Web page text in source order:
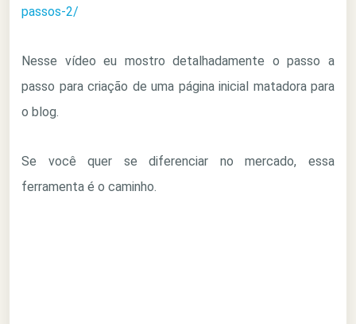
passos-2/
Nesse vídeo eu mostro detalhadamente o passo a
passo para criação de uma página inicial matadora para
o blog.
Se você quer se diferenciar no mercado, essa
ferramenta é o caminho.